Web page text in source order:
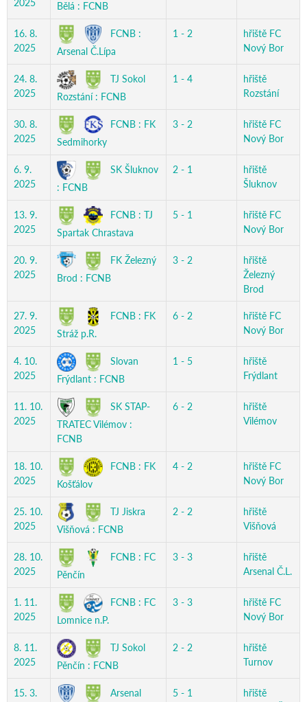
2025
Bělá : FCNB
16. 8.
2025
FCNB :
Arsenal Č.Lípa
1 - 2
hřiště FC
Nový Bor
24. 8.
2025
TJ Sokol
Rozstání : FCNB
1 - 4
hřiště
Rozstání
30. 8.
2025
FCNB : FK
Sedmihorky
3 - 2
hřiště FC
Nový Bor
6. 9.
2025
SK Šluknov
: FCNB
2 - 1
hřiště
Šluknov
13. 9.
2025
FCNB : TJ
Spartak Chrastava
5 - 1
hřiště FC
Nový Bor
20. 9.
2025
FK Železný
Brod : FCNB
3 - 2
hřiště
Železný
Brod
27. 9.
2025
FCNB : FK
Stráž p.R.
6 - 2
hřiště FC
Nový Bor
4. 10.
2025
Slovan
Frýdlant : FCNB
1 - 5
hřiště
Frýdlant
11. 10.
2025
SK STAP-
TRATEC Vilémov :
FCNB
6 - 2
hřiště
Vilémov
18. 10.
2025
FCNB : FK
Košťálov
4 - 2
hřiště FC
Nový Bor
25. 10.
2025
TJ Jiskra
Višňová : FCNB
2 - 2
hřiště
Višňová
28. 10.
2025
FCNB : FC
Pěnčín
3 - 3
hřiště
Arsenal Č.L.
1. 11.
2025
FCNB : FC
Lomnice n.P.
3 - 3
hřiště FC
Nový Bor
8. 11.
2025
TJ Sokol
Pěnčín : FCNB
2 - 2
hřiště
Turnov
15. 3.
Arsenal 5 - 1
hřiště